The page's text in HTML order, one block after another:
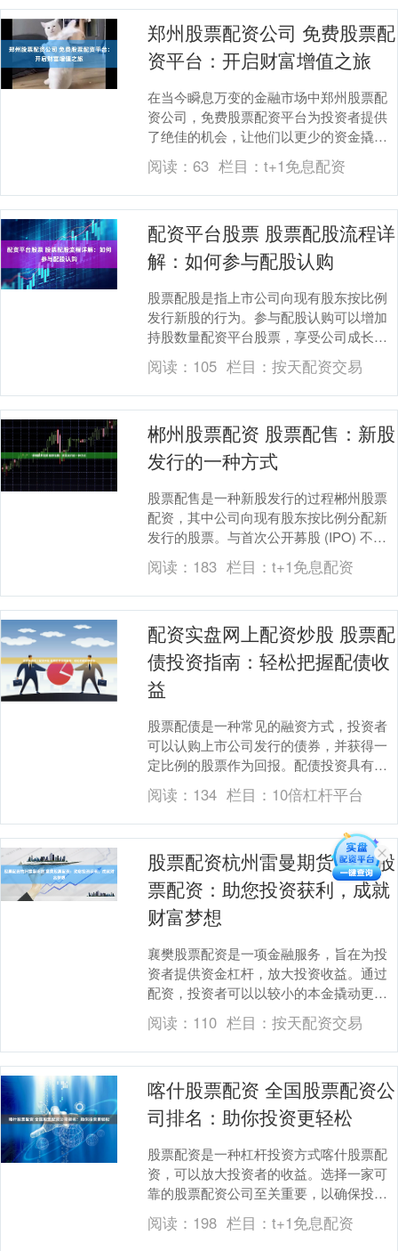
郑州股票配资公司 免费股票配
资平台：开启财富增值之旅
在当今瞬息万变的金融市场中郑州股票配
资公司，免费股票配资平台为投资者提供
了绝佳的机会，让他们以更少的资金撬动
更大的投资收益。这些平台允许投资者在
不支付任何利息或....
阅读：63 栏目： t+1免息配资
配资平台股票 股票配股流程详
解：如何参与配股认购
股票配股是指上市公司向现有股东按比例
发行新股的行为。参与配股认购可以增加
持股数量配资平台股票，享受公司成长带
来的收益。 * **放大收益：**杠杆资金可以
放大投....
阅读： 105 栏目： 按天配资交易
郴州股票配资 股票配售：新股
发行的一种方式
股票配售是一种新股发行的过程郴州股票
配资，其中公司向现有股东按比例分配新
发行的股票。与首次公开募股 (IPO) 不
同，股票配售不涉及向公众出售股票。 *
**资....
阅读： 183 栏目： t+1免息配资
配资实盘网上配资炒股 股票配
债投资指南：轻松把握配债收
益
股票配债是一种常见的融资方式，投资者
可以认购上市公司发行的债券，并获得一
定比例的股票作为回报。配债投资具有以
下优势： 选择一家可靠的线上炒股配资公
司至关重要。正....
阅读： 134 栏目： 10倍杠杆平台
股票配资杭州雷曼期货 襄樊股
票配资：助您投资获利，成就
财富梦想
襄樊股票配资是一项金融服务，旨在为投
资者提供资金杠杆，放大投资收益。通过
配资，投资者可以以较小的本金撬动更大
的资金，从而获得更高的投资回报。 1. 选
择合适的炒....
阅读： 110 栏目： 按天配资交易
喀什股票配资 全国股票配资公
司排名：助你投资更轻松
股票配资是一种杠杆投资方式喀什股票配
资，可以放大投资者的收益。选择一家可
靠的股票配资公司至关重要，以确保投资
安全和收益最大化。 炒股配资是指投资者
通过向配资公司....
阅读： 198 栏目： t+1免息配资